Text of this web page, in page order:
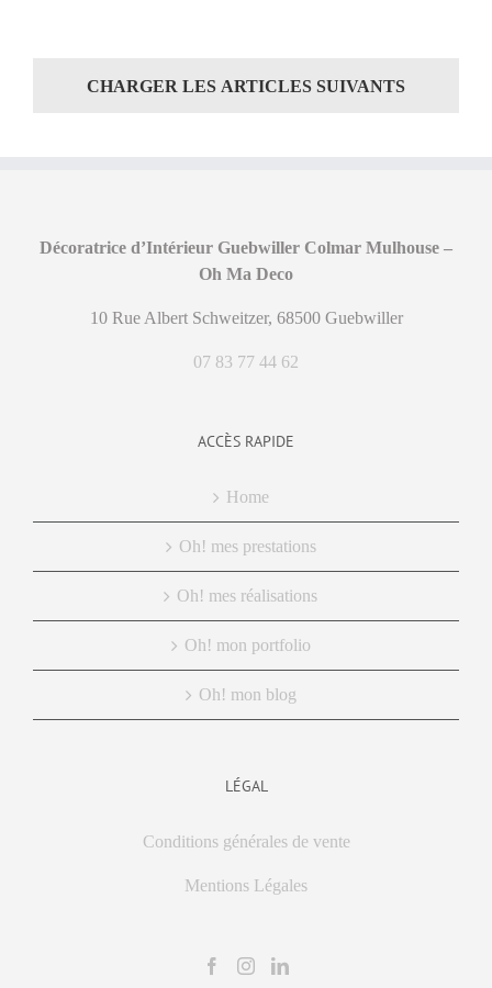
CHARGER LES ARTICLES SUIVANTS
Décoratrice d’Intérieur Guebwiller Colmar Mulhouse –
Oh Ma Deco
10 Rue Albert Schweitzer, 68500 Guebwiller
07 83 77 44 62
ACCÈS RAPIDE
Home
Oh! mes prestations
Oh! mes réalisations
Oh! mon portfolio
Oh! mon blog
LÉGAL
Conditions générales de vente
Mentions Légales